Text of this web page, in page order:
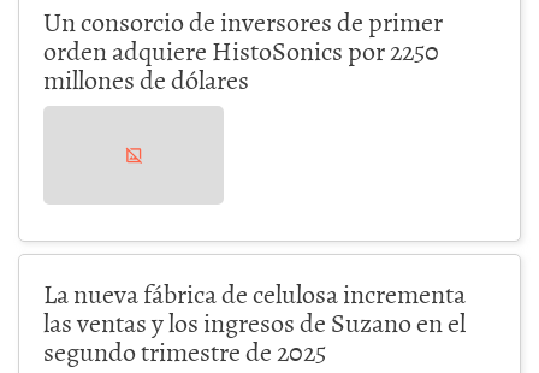
Un consorcio de inversores de primer
orden adquiere HistoSonics por 2250
millones de dólares
La nueva fábrica de celulosa incrementa
las ventas y los ingresos de Suzano en el
segundo trimestre de 2025